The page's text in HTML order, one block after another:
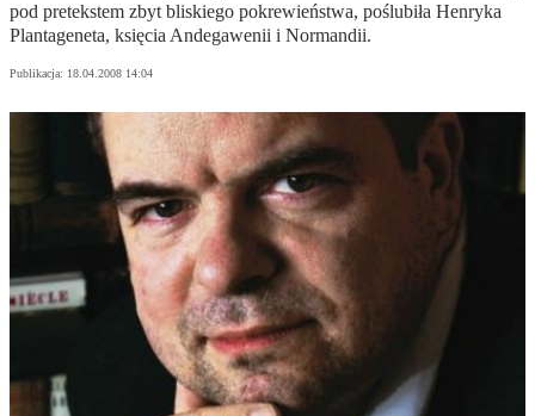
pod pretekstem zbyt bliskiego pokrewieństwa, poślubiła Henryka
Plantageneta, księcia Andegawenii i Normandii.
Publikacja: 18.04.2008 14:04